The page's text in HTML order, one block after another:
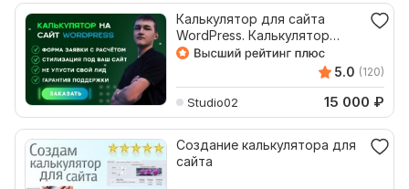
Калькулятор для сайта
WordPress. Калькулятор
расчёта стоимости
5.0 (120)
Studio02 15 000 ₽
Создание калькулятора для
сайта